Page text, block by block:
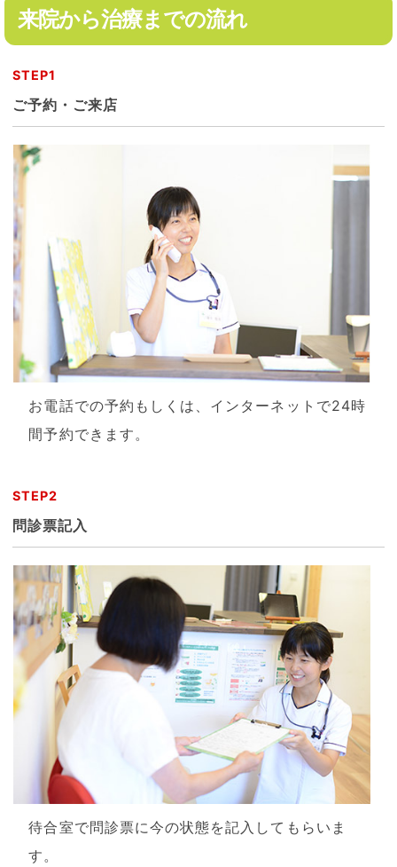
来院から治療までの流れ
STEP1
ご予約・ご来店
お電話での予約もしくは、インターネットで24時
間予約できます。
STEP2
問診票記入
待合室で問診票に今の状態を記入してもらいま
す。